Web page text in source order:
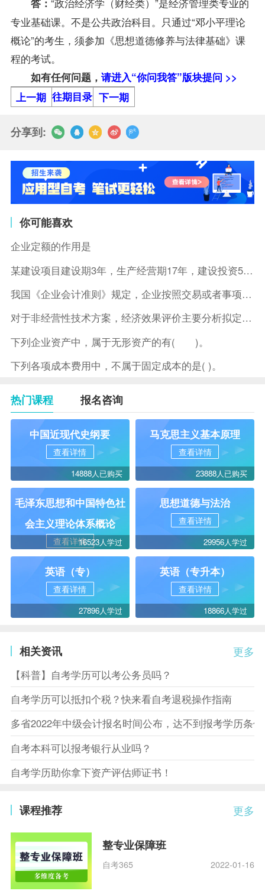
专业基础课。不是公共政治科目。只通过“邓小平理论
概论”的考生，须参加《思想道德修养与法律基础》课
程的考试。
如有任何问题， 请进入“你问我答”版块提问 >>
上一期 往期目录 下一期
分享到:
你可能喜欢
企业定额的作用是
某建设项目建设期3年，生产经营期17年，建设投资5500万元
我国《企业会计准则》规定，企业按照交易或者事项的经济特征确定
对于非经营性技术方案，经济效果评价主要分析拟定方案的( )。
下列企业资产中，属于无形资产的有( )。
下列各项成本费用中，不属于固定成本的是( )。
热门课程 报名咨询
中国近现代史纲要
查看详情
14888人已购买
马克思主义基本原理
查看详情
23888人已购买
毛泽东思想和中国特色社
会主义理论体系概论
查看详情16523人学过
思想道德与法治
查看详情
29956人学过
英语（专）
查看详情
27896人学过
英语（专升本）
查看详情
18866人学过
更多
相关资讯
【科普】自考学历可以考公务员吗？
自考学历可以抵扣个税？快来看自考退税操作指南
多省2022年中级会计报名时间公布，达不到报考学历条
自考本科可以报考银行从业吗？
自考学历助你拿下资产评估师证书！
更多
课程推荐
整专业保障班
自考365 2022-01-16